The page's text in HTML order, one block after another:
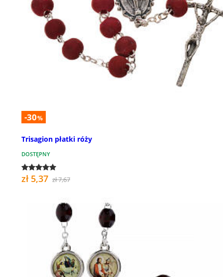
-30%
Trisagion płatki róży
DOSTĘPNY
zł 5,37 zł 7,67